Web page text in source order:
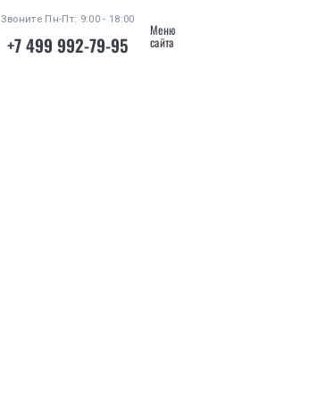
Звоните Пн-Пт: 9:00 - 18:00
+7 499 992-79-95
Меню
сайта